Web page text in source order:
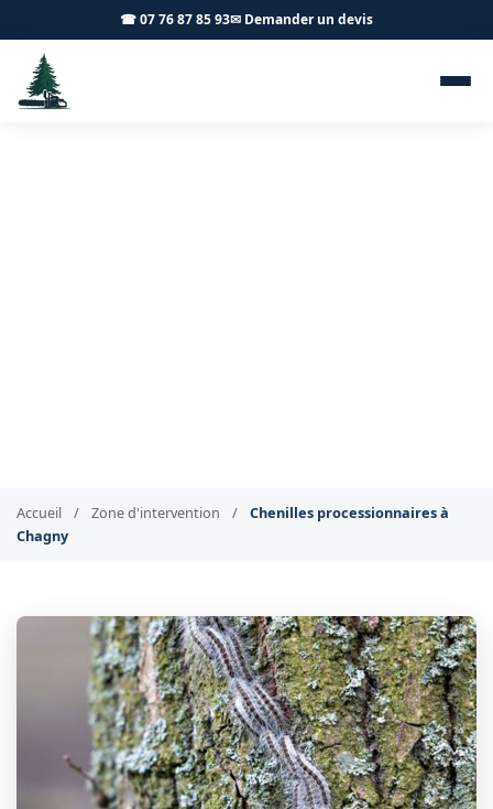
☎ 07 76 87 85 93✉ Demander un devis
Accueil / Zone d'intervention /
Chenilles processionnaires à
Chagny